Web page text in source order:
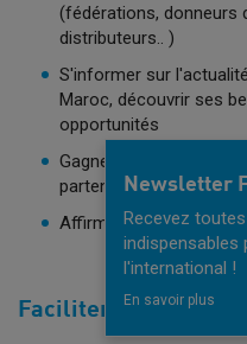
(fédérations, donneurs
distributeurs.. )
S'informer sur
Maroc, découvrir ses
opportunités
Gagner en visibilité en
partenaires et clients,
Affirmer votre
Faciliter votre
Newsletter
Recevez
indispensables
l'international !
En savoir plus